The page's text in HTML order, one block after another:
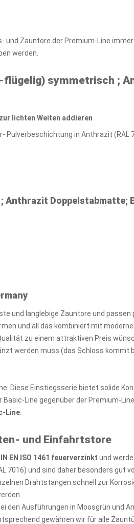
Zauntore der Premium-Line
werden.
symmetrisch ;
lichten Weiten addieren
Pulverbeschichtung in Anthrazit
Doppelstabmatte;
und langlebige Zauntore und
und all das kombiniert mit
zu einem attraktiven Preis
werden muss (das Schloss kommt
Diese Einstiegsserie bietet solide
Line gegenüber der Premium-
Line
und Einfahrtstore
EN ISO 1461 feuerverzinkt und
7016) und sind daher besonders gut
Drahtstangen schnell zur
den Ausführungen in Moosgrün und
gewähren wir für alle